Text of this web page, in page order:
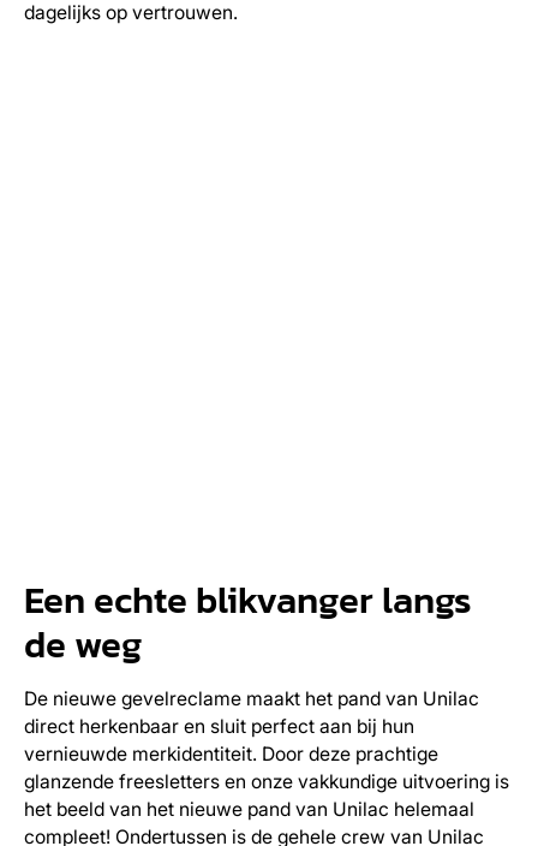
dagelijks op vertrouwen.
Een echte blikvanger langs
de weg
De nieuwe gevelreclame maakt het pand van Unilac
direct herkenbaar en sluit perfect aan bij hun
vernieuwde merkidentiteit. Door deze prachtige
glanzende freesletters en onze vakkundige uitvoering is
het beeld van het nieuwe pand van Unilac helemaal
compleet! Ondertussen is de gehele crew van Unilac